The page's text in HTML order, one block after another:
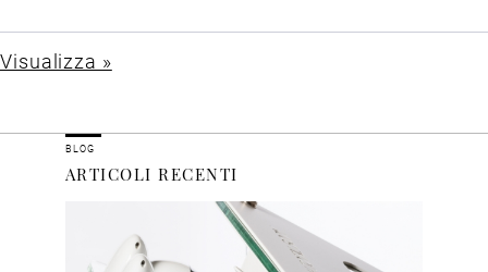
Visualizza »
BLOG
ARTICOLI RECENTI